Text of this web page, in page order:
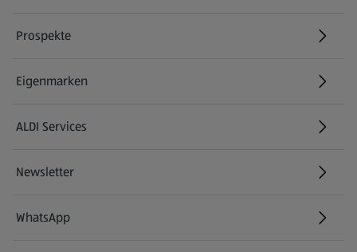
Prospekte
Eigenmarken
ALDI Services
Newsletter
WhatsApp